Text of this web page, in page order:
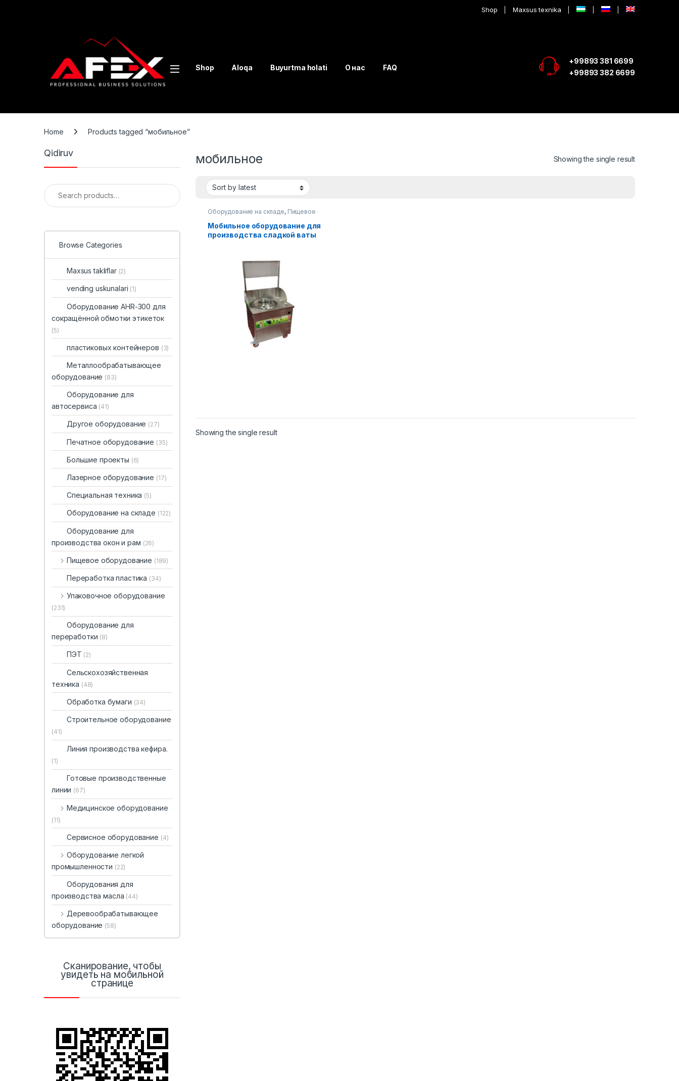
Shop Maxsus texnika
Shop Aloqa Buyurtma holati О нас FAQ
+99893 381 6699
+99893 382 6699
Home Products tagged “мобильное”
мобильное Showing the single result
Оборудование на складе, Пищевое
оборудование
Мобильное оборудование для
производства сладкой ваты
Showing the single result
Qidiruv
Search for:
Browse Categories
Maxsus takliflar (2)
vending uskunalari (1)
Оборудование AHR-300 для
сокращённой обмотки этикеток
(5)
пластиковых контейнеров (3)
Металлообрабатывающее
оборудование (83)
Оборудование для
автосервиса (41)
Другое оборудование (27)
Печатное оборудование (35)
Большие проекты (6)
Лазерное оборудование (17)
Специальная техника (5)
Оборудование на складе (122)
Оборудование для
производства окон и рам (26)
Пищевое оборудование (189)
Переработка пластика (34)
Упаковочное оборудование
(231)
Оборудование для
переработки (8)
ПЭТ (2)
Сельскохозяйственная
техника (48)
Обработка бумаги (34)
Строительное оборудование
(41)
Линия производства кефира.
(1)
Готовые производственные
линии (67)
Медицинское оборудование
(11)
Сервисное оборудование (4)
Оборудование легкой
промышленности (22)
Оборудования для
производства масла (44)
Деревообрабатывающее
оборудование (58)
Сканирование, чтобы
увидеть на мобильной
странице